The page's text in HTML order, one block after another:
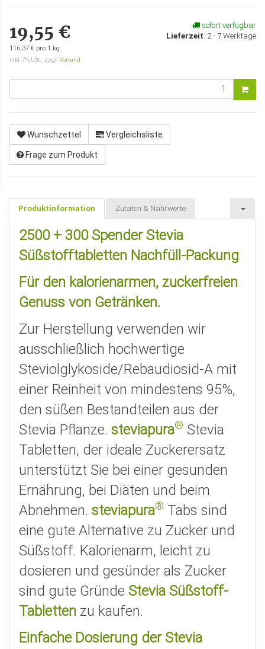
19,55 €
116,37 € pro 1 kg
inkl. 7% USt. , zzgl.Versand
sofort verfügbar
Lieferzeit: 2 - 7 Werktage
Wunschzettel Vergleichsliste
Frage zum Produkt
Produktinformation Zutaten & Nährwerte
2500 + 300 Spender Stevia
Süßstofftabletten Nachfüll-Packung
Für den kalorienarmen, zuckerfreien
Genuss von Getränken.
Zur Herstellung verwenden wir
ausschließlich hochwertige
Steviolglykoside/Rebaudiosid-A mit
einer Reinheit von mindestens 95%,
den süßen Bestandteilen aus der
Stevia Pflanze. steviapura® Stevia
Tabletten, der ideale Zuckerersatz
unterstützt Sie bei einer gesunden
Ernährung, bei Diäten und beim
Abnehmen. steviapura® Tabs sind
eine gute Alternative zu Zucker und
Süßstoff. Kalorienarm, leicht zu
dosieren und gesünder als Zucker
sind gute Gründe Stevia Süßstoff-
Tabletten zu kaufen.
Einfache Dosierung der Stevia